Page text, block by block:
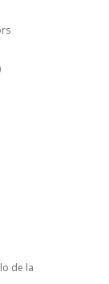
de la